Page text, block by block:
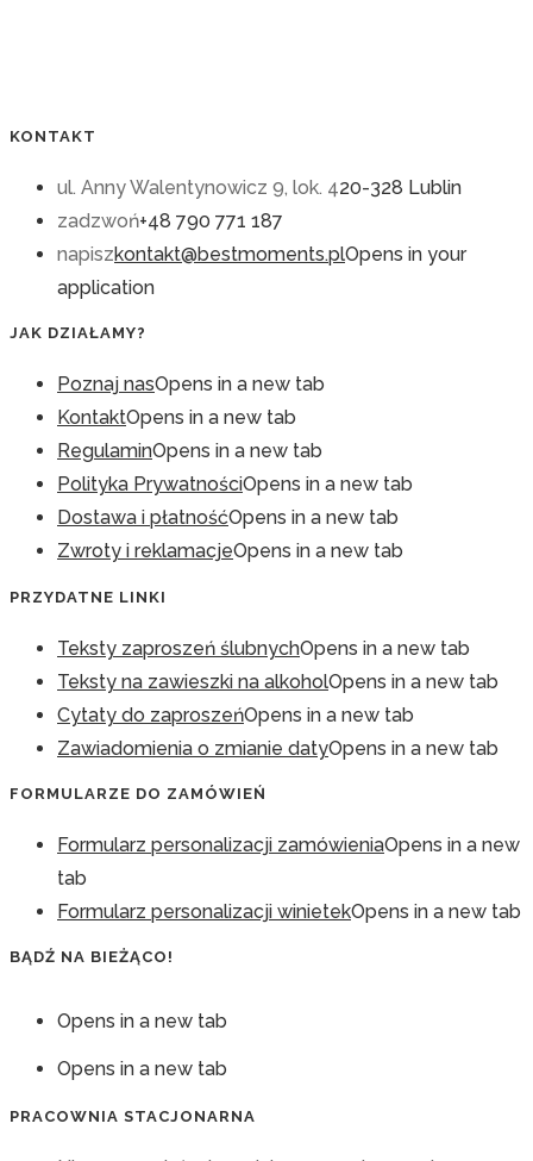
KONTAKT
ul. Anny Walentynowicz 9, lok. 420-328 Lublin
zadzwoń+48 790 771 187
napiszkontakt@bestmoments.plOpens in your
application
JAK DZIAŁAMY?
Poznaj nasOpens in a new tab
KontaktOpens in a new tab
RegulaminOpens in a new tab
Polityka PrywatnościOpens in a new tab
Dostawa i płatnośćOpens in a new tab
Zwroty i reklamacjeOpens in a new tab
PRZYDATNE LINKI
Teksty zaproszeń ślubnychOpens in a new tab
Teksty na zawieszki na alkoholOpens in a new tab
Cytaty do zaproszeńOpens in a new tab
Zawiadomienia o zmianie datyOpens in a new tab
FORMULARZE DO ZAMÓWIEŃ
Formularz personalizacji zamówieniaOpens in a new
tab
Formularz personalizacji winietekOpens in a new tab
BĄDŹ NA BIEŻĄCO!
Opens in a new tab
Opens in a new tab
PRACOWNIA STACJONARNA